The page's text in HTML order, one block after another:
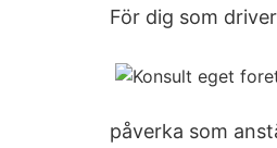
För dig som
påverka som